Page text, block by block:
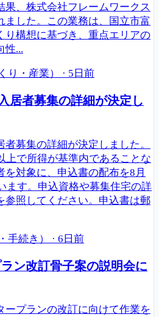
果、株式会社フレームワークス
ました。この業務は、国立市富
り構想に基づき、重点エリアの
性...
り・産業） · 5日前
居者募集の詳細が決定し
募集の詳細が決定しました。
上で所得が基準内であることな
を対象に、申込書の配布を8月
ます。申込資格や募集住宅の詳
参照してください。申込書は郵
手続き） · 6日前
ン改訂骨子案の説明会に
ープランの改訂に向けて作業を